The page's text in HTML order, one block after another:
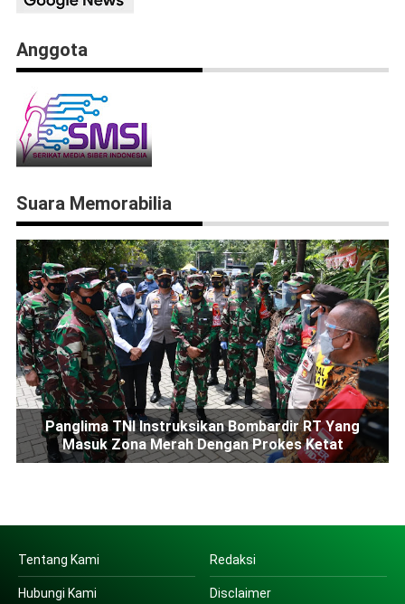
Anggota
Suara Memorabilia
Panglima TNI Instruksikan Bombardir RT Yang
Masuk Zona Merah Dengan Prokes Ketat
Tentang Kami Redaksi
Hubungi Kami Disclaimer